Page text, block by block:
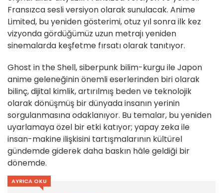
Fransızca sesli versiyon olarak sunulacak. Anime
Limited, bu yeniden gösterimi, otuz yıl sonra ilk kez
vizyonda gördüğümüz uzun metrajı yeniden
sinemalarda keşfetme fırsatı olarak tanıtıyor.
Ghost in the Shell, siberpunk bilim-kurgu ile Japon
anime geleneğinin önemli eserlerinden biri olarak
bilinç, dijital kimlik, artırılmış beden ve teknolojik
olarak dönüşmüş bir dünyada insanın yerinin
sorgulanmasına odaklanıyor. Bu temalar, bu yeniden
uyarlamaya özel bir etki katıyor; yapay zeka ile
insan-makine ilişkisini tartışmalarının kültürel
gündemde giderek daha baskın hâle geldiği bir
dönemde.
AYRICA OKU